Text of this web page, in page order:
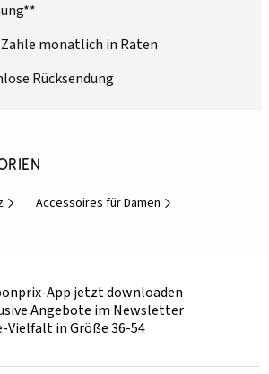
monatlich in Raten
Rücksendung
Accessoires für Damen
App jetzt downloaden
Angebote im Newsletter
Vielfalt in Größe 36-54